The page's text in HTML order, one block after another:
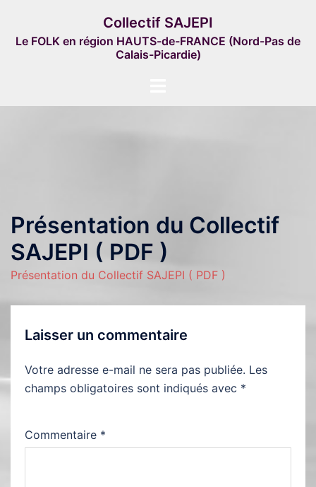
contenu
Collectif SAJEPI
Le FOLK en région HAUTS-de-FRANCE (Nord-Pas de
Calais-Picardie)
Présentation du Collectif
SAJEPI ( PDF )
Présentation du Collectif SAJEPI ( PDF )
Laisser un commentaire
Votre adresse e-mail ne sera pas publiée. Les
champs obligatoires sont indiqués avec *
Commentaire *